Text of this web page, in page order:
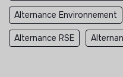
Alternance Environnement
Alternance RSE